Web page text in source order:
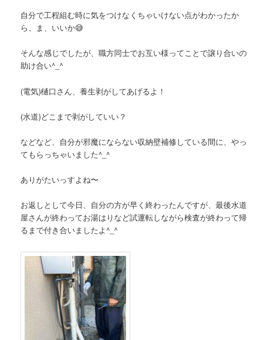
自分で工程組む時に気をつけなくちゃいけない点がわかったか
ら、ま、いいか😅
そんな感じでしたが、職方同士でお互い様ってことで譲り合いの
助け合い^_^
(電気)樋口さん、養生剥がしてあげるよ！
(水道)どこまで剥がしていい？
などなど、自分が邪魔にならない収納壁補修している間に、やっ
てもらっちゃいました^_^
ありがたいっすよね〜
お返しとして今日、自分の方が早く終わったんですが、最後水道
屋さんが終わってお湯はりなど試運転しながら検査が終わって帰
るまで付き合いましたよ^_^